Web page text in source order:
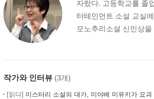
자랐다. 고등학교를 졸
터테인먼트 소설 교실
모노추리소설 신인상
작가와 인터뷰 (3개)
[읽다] 미스터리 소설의 대가, 미야베 미유키가 요